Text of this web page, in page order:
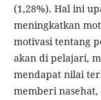
(1,28%). Hal ini
meningkatkan
motivasi tentang
akan di pelajari,
mendapat nilai
memberi